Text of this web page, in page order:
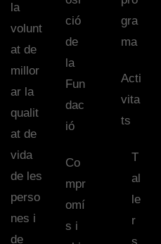
la
volunt
at de
millor
ar la
qualit
at de
vida
de les
perso
nes i
de
ció
de
la
Fun
dac
ió
Co
mpr
omí
s i
gra
ma
Acti
vita
ts
T
al
le
r